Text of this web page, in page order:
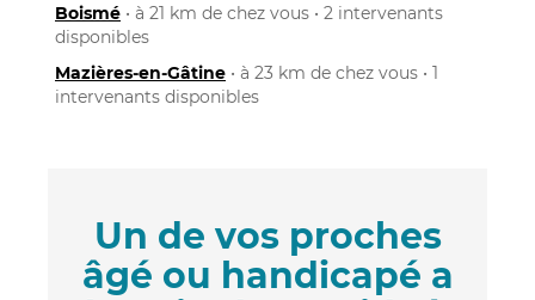
Boismé • à 21 km de chez vous • 2 intervenants
disponibles
Mazières-en-Gâtine • à 23 km de chez vous • 1
intervenants disponibles
Un de vos proches
âgé ou handicapé a